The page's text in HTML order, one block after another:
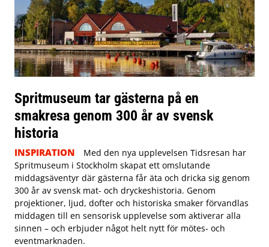
Spritmuseum tar gästerna på en
smakresa genom 300 år av svensk
historia
INSPIRATION
Med den nya upplevelsen Tidsresan har
Spritmuseum i Stockholm skapat ett omslutande
middagsäventyr där gästerna får äta och dricka sig genom
300 år av svensk mat- och dryckeshistoria. Genom
projektioner, ljud, dofter och historiska smaker förvandlas
middagen till en sensorisk upplevelse som aktiverar alla
sinnen – och erbjuder något helt nytt för mötes- och
eventmarknaden.